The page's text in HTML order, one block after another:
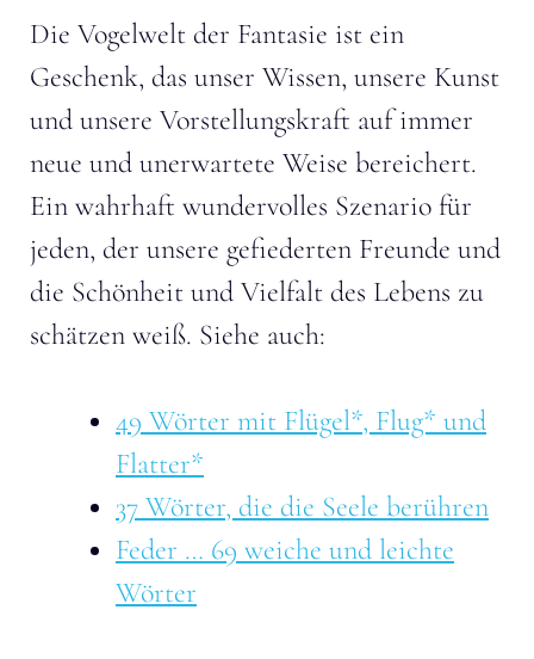
Die Vogelwelt der Fantasie ist ein
Geschenk, das unser Wissen, unsere Kunst
und unsere Vorstellungskraft auf immer
neue und unerwartete Weise bereichert.
Ein wahrhaft wundervolles Szenario für
jeden, der unsere gefiederten Freunde und
die Schönheit und Vielfalt des Lebens zu
schätzen weiß. Siehe auch:
49 Wörter mit Flügel*, Flug* und
Flatter*
37 Wörter, die die Seele berühren
Feder … 69 weiche und leichte
Wörter